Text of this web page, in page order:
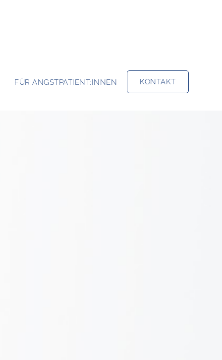
FÜR ANGSTPATIENT:INNEN KONTAKT